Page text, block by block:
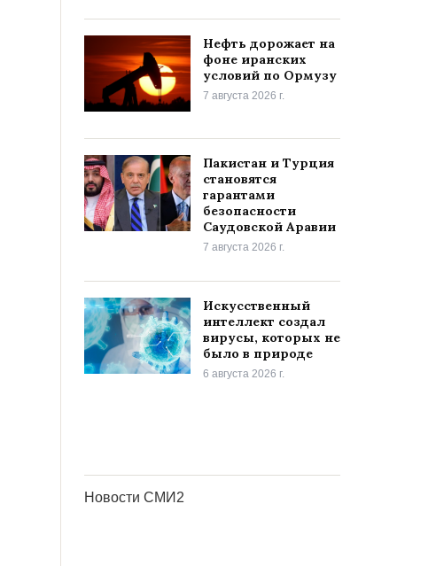
Нефть дорожает на
фоне иранских
условий по Ормузу
7 августа 2026 г.
Пакистан и Турция
становятся
гарантами
безопасности
Саудовской Аравии
7 августа 2026 г.
Искусственный
интеллект создал
вирусы, которых не
было в природе
6 августа 2026 г.